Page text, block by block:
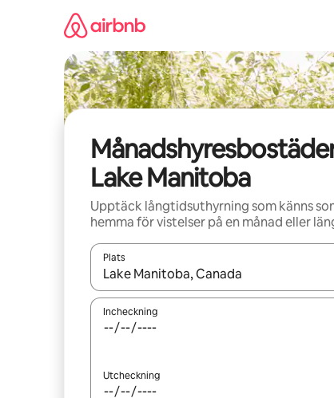
Lake Manitoba
Upptäck långtidsuthyrning som känns
hemma för vistelser på en månad eller
Plats
När resultaten är tillgängliga kan du
Incheckning
Utcheckning